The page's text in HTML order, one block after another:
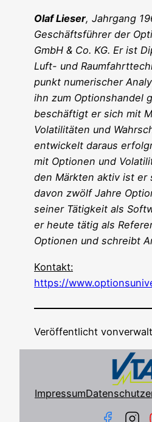
Olaf Lie­ser, Jahr­gang
Geschäfts­füh­rer der
GmbH & Co. KG. Er ist
Luft- und
punkt nume­ri­scher
ihn zum Opti­ons­han­del
beschäf­tigt er sich mit
Vola­ti­li­tä­ten und
ent­wi­ckelt dar­aus
mit Optio­nen und
den Märk­ten aktiv ist er
davon zwölf Jah­re
sei­ner Tätig­keit als
er heu­te tätig als
Optio­nen und schreibt
Kon­takt:
https://
Veröffentlicht von
Impressum